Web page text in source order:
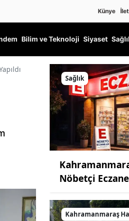
Künye
Bilim ve Teknoloji Siyaset
Sağlık
Nöbetçi
Kahramanmaraş